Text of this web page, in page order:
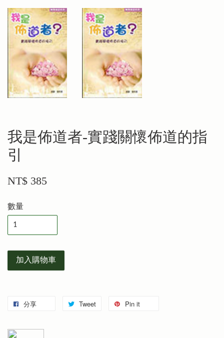
我是佈道者-實踐關懷佈道的指
引
NT$ 385
數量
加入購物車
分享 Tweet Pin it